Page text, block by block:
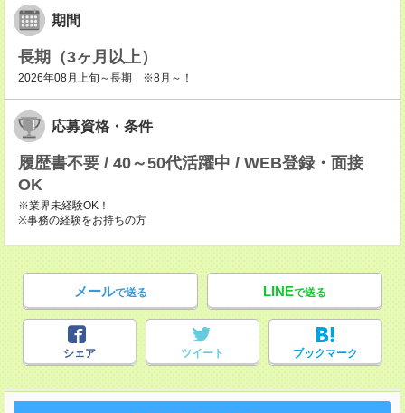
期間
長期（3ヶ月以上）
2026年08月上旬～長期 ※8月～！
応募資格・条件
履歴書不要 / 40～50代活躍中 / WEB登録・面接
OK
※業界未経験OK！
※事務の経験をお持ちの方
メールで送る LINEで送る
シェア ツイート ブックマーク